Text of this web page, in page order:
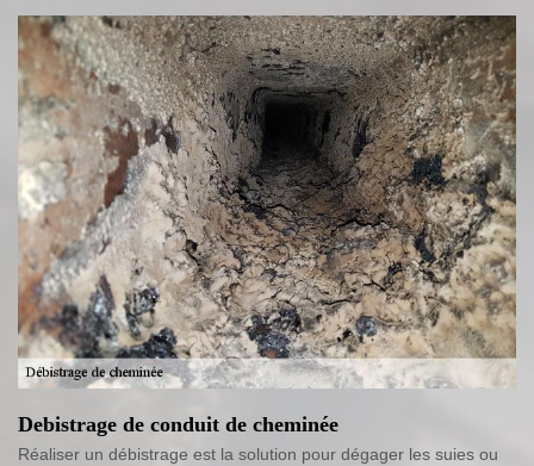
Debistrage de conduit de cheminée
Réaliser un débistrage est la solution pour dégager les suies ou